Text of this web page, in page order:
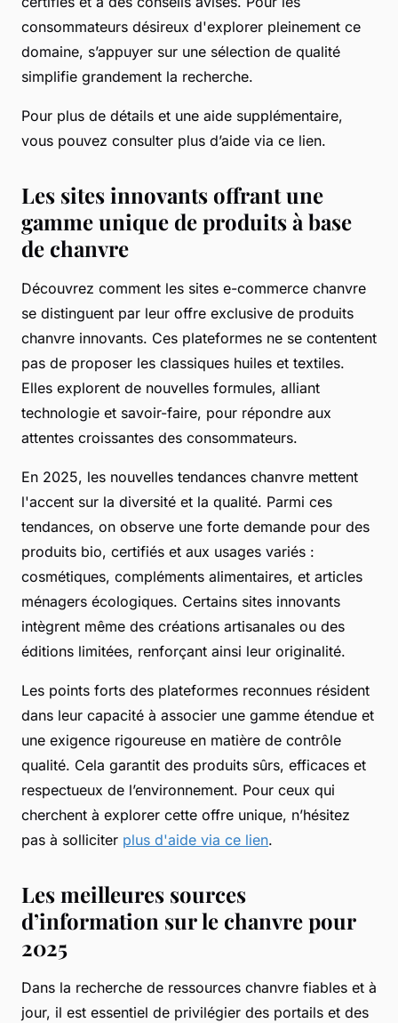
consommateurs désireux d'explorer pleinement ce
domaine, s’appuyer sur une sélection de qualité
simplifie grandement la recherche.
Pour plus de détails et une aide supplémentaire,
vous pouvez consulter plus d’aide via ce lien.
Les sites innovants offrant une
gamme unique de produits à base
de chanvre
Découvrez comment les sites e-commerce chanvre
se distinguent par leur offre exclusive de produits
chanvre innovants. Ces plateformes ne se contentent
pas de proposer les classiques huiles et textiles.
Elles explorent de nouvelles formules, alliant
technologie et savoir-faire, pour répondre aux
attentes croissantes des consommateurs.
En 2025, les nouvelles tendances chanvre mettent
l'accent sur la diversité et la qualité. Parmi ces
tendances, on observe une forte demande pour des
produits bio, certifiés et aux usages variés :
cosmétiques, compléments alimentaires, et articles
ménagers écologiques. Certains sites innovants
intègrent même des créations artisanales ou des
éditions limitées, renforçant ainsi leur originalité.
Les points forts des plateformes reconnues résident
dans leur capacité à associer une gamme étendue et
une exigence rigoureuse en matière de contrôle
qualité. Cela garantit des produits sûrs, efficaces et
respectueux de l’environnement. Pour ceux qui
cherchent à explorer cette offre unique, n’hésitez
pas à solliciter plus d'aide via ce lien.
Les meilleures sources
d’information sur le chanvre pour
2025
Dans la recherche de ressources chanvre fiables et à
jour, il est essentiel de privilégier des portails et des